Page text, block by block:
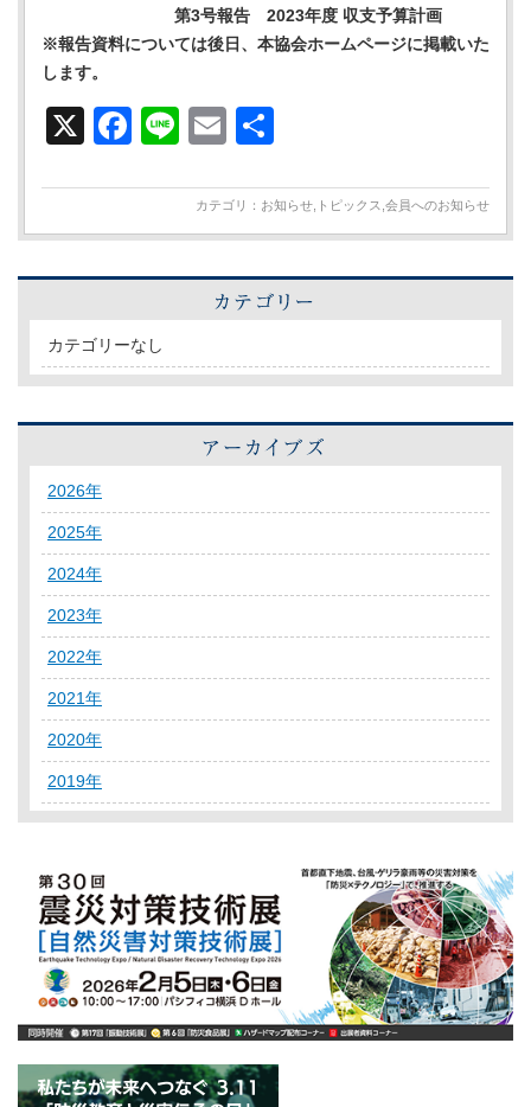
第3号報告 2023年度 収支予算計画
※報告資料については後日、本協会ホームページに掲載いた
します。
X Facebook
LineEmail
カテゴリ： お知らせ トピックス 会員へのお知らせ
カテゴリーなし
2026年
2025年
2024年
2023年
2022年
2021年
2020年
2019年